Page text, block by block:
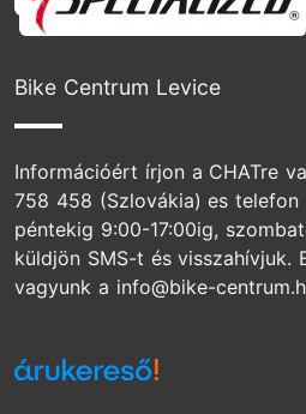
Bike Centrum Levice
Információért írjon a CHATre
758 458 (Szlovákia) es
péntekig 9:00-17:00ig,
küldjön SMS-t és visszahívjuk.
vagyunk a info@bike-